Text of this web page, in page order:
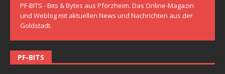
PF-BITS - Bits & Bytes aus Pforzheim. Das Online-Magazin
und Weblog mit aktuellen News und Nachrichten aus der
Goldstadt.
PF-BITS